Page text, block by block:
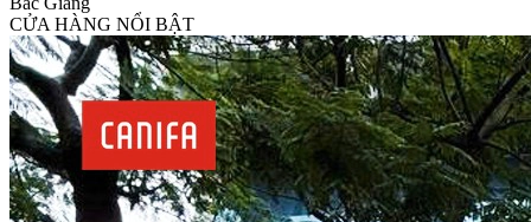
CỬA HÀNG NỔI BẬT